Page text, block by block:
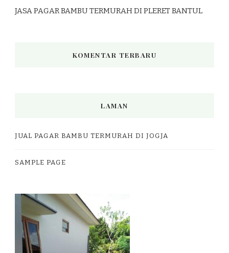
JASA PAGAR BAMBU TERMURAH DI PLERET BANTUL
KOMENTAR TERBARU
LAMAN
JUAL PAGAR BAMBU TERMURAH DI JOGJA
SAMPLE PAGE